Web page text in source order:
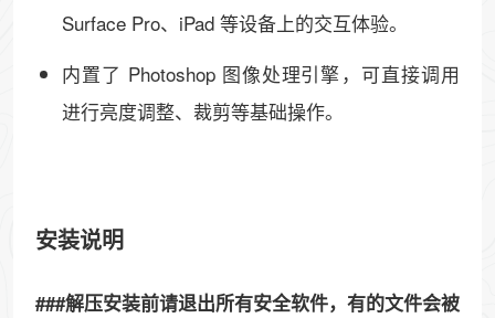
Surface Pro、iPad 等设备上的交互体验。
内置了 ​​Photoshop 图像处理引擎​​，可直接调用
进行亮度调整、裁剪等基础操作。
安装说明
###解压安装前请退出所有安全软件，有的文件会被